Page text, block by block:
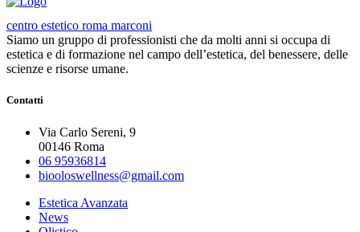
centro estetico roma marconi
Siamo un gruppo di professionisti che da molti anni si occupa di
estetica e di formazione nel campo dell’estetica, del benessere, delle
scienze e risorse umane.
Contatti
Via Carlo Sereni, 9
00146 Roma
06 95936814
biooloswellness@gmail.com
Estetica Avanzata
News